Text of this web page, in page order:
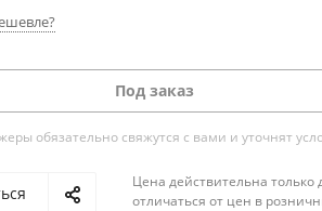
Под заказ
обязательно свяжутся с вами и уточнят
Цена действительна
отличаться от цен в